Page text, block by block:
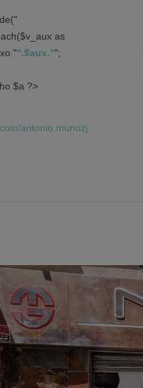
as
".$aux."";
$a ?>
antonio.munozj